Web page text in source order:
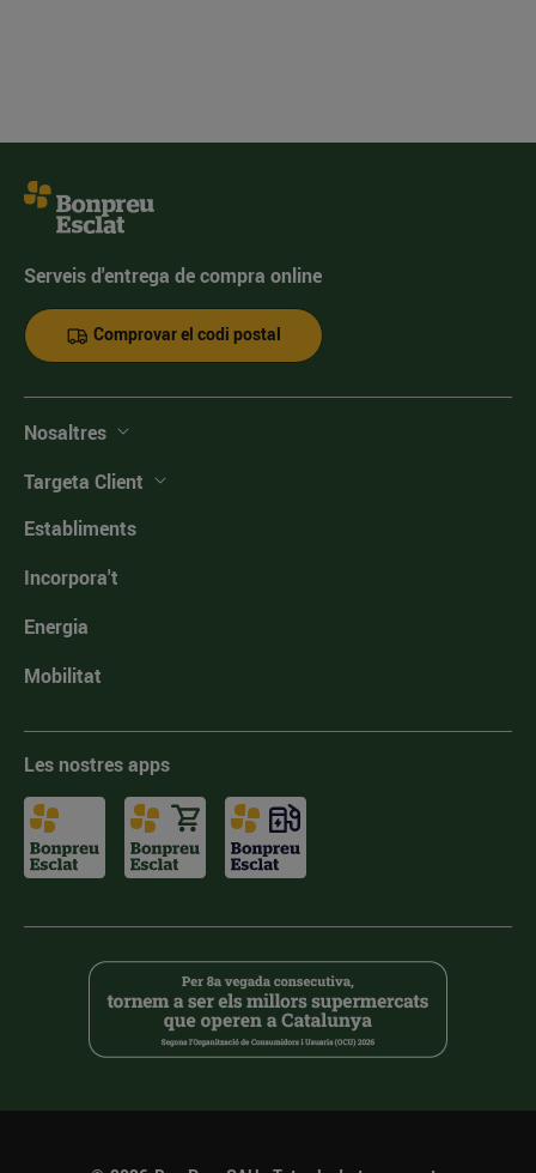
Serveis d'entrega de compra online
Comprovar el codi postal
Nosaltres
Targeta Client
Establiments
Incorpora't
Energia
Mobilitat
Les nostres apps